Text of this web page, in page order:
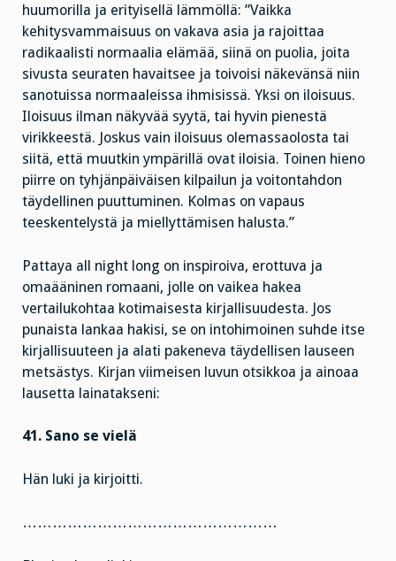
huumorilla ja erityisellä lämmöllä: ”Vaikka
kehitysvammaisuus on vakava asia ja rajoittaa
radikaalisti normaalia elämää, siinä on puolia, joita
sivusta seuraten havaitsee ja toivoisi näkevänsä niin
sanotuissa normaaleissa ihmisissä. Yksi on iloisuus.
Iloisuus ilman näkyvää syytä, tai hyvin pienestä
virikkeestä. Joskus vain iloisuus olemassaolosta tai
siitä, että muutkin ympärillä ovat iloisia. Toinen hieno
piirre on tyhjänpäiväisen kilpailun ja voitontahdon
täydellinen puuttuminen. Kolmas on vapaus
teeskentelystä ja miellyttämisen halusta.”
Pattaya all night long on inspiroiva, erottuva ja
omaääninen romaani, jolle on vaikea hakea
vertailukohtaa kotimaisesta kirjallisuudesta. Jos
punaista lankaa hakisi, se on intohimoinen suhde itse
kirjallisuuteen ja alati pakeneva täydellisen lauseen
metsästys. Kirjan viimeisen luvun otsikkoa ja ainoaa
lausetta lainatakseni:
41. Sano se vielä
Hän luki ja kirjoitti.
……………………………………………